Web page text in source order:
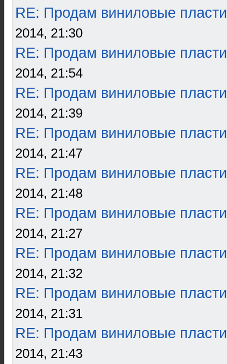
RE: Продам виниловые
2014, 21:30
RE: Продам виниловые
2014, 21:54
RE: Продам виниловые
2014, 21:39
RE: Продам виниловые
2014, 21:47
RE: Продам виниловые
2014, 21:48
RE: Продам виниловые
2014, 21:27
RE: Продам виниловые
2014, 21:32
RE: Продам виниловые
2014, 21:31
RE: Продам виниловые
2014, 21:43